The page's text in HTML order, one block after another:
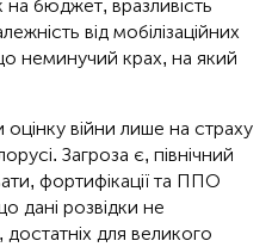
на бюджет, вразливість
від мобілізаційних
неминучий крах, на який
війни лише на страху
Загроза є, північний
фортифікації та ППО
дані розвідки не
для великого